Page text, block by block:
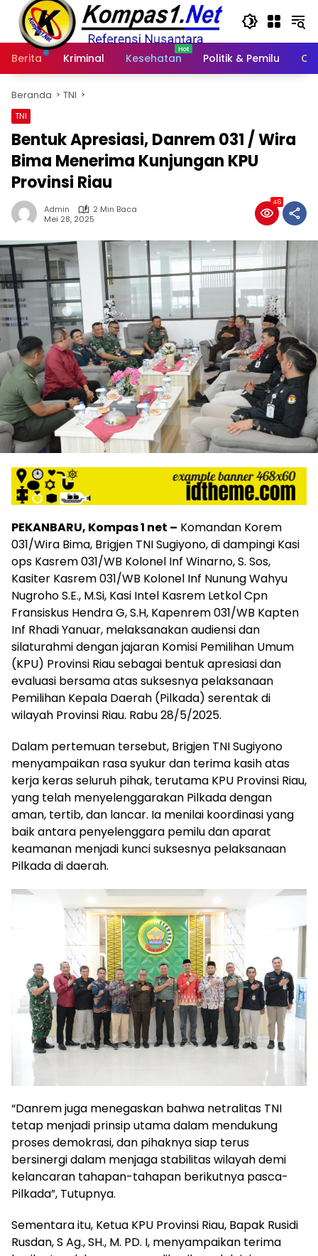
Langsung
konten
Berita
Kriminal Kesehatan Politik & Pemilu
Beranda TNI
TNI
Bentuk Apresiasi, Danrem 031 / Wira
Bima Menerima Kunjungan KPU
Provinsi Riau
Admin
2 Min Baca
Mei 28, 2025
46
PEKANBARU, Kompas 1 net – Komandan Korem
031/Wira Bima, Brigjen TNI Sugiyono, di dampingi Kasi
ops Kasrem 031/WB Kolonel Inf Winarno, S. Sos,
Kasiter Kasrem 031/WB Kolonel Inf Nunung Wahyu
Nugroho S.E., M.Si, Kasi Intel Kasrem Letkol Cpn
Fransiskus Hendra G, S.H, Kapenrem 031/WB Kapten
Inf Rhadi Yanuar, melaksanakan audiensi dan
silaturahmi dengan jajaran Komisi Pemilihan Umum
(KPU) Provinsi Riau sebagai bentuk apresiasi dan
evaluasi bersama atas suksesnya pelaksanaan
Pemilihan Kepala Daerah (Pilkada) serentak di
wilayah Provinsi Riau. Rabu 28/5/2025.
Dalam pertemuan tersebut, Brigjen TNI Sugiyono
menyampaikan rasa syukur dan terima kasih atas
kerja keras seluruh pihak, terutama KPU Provinsi Riau,
yang telah menyelenggarakan Pilkada dengan
aman, tertib, dan lancar. Ia menilai koordinasi yang
baik antara penyelenggara pemilu dan aparat
keamanan menjadi kunci suksesnya pelaksanaan
Pilkada di daerah.
“Danrem juga menegaskan bahwa netralitas TNI
tetap menjadi prinsip utama dalam mendukung
proses demokrasi, dan pihaknya siap terus
bersinergi dalam menjaga stabilitas wilayah demi
kelancaran tahapan-tahapan berikutnya pasca-
Pilkada”, Tutupnya.
Sementara itu, Ketua KPU Provinsi Riau, Bapak Rusidi
Rusdan, S Ag., SH., M. PD. I, menyampaikan terima